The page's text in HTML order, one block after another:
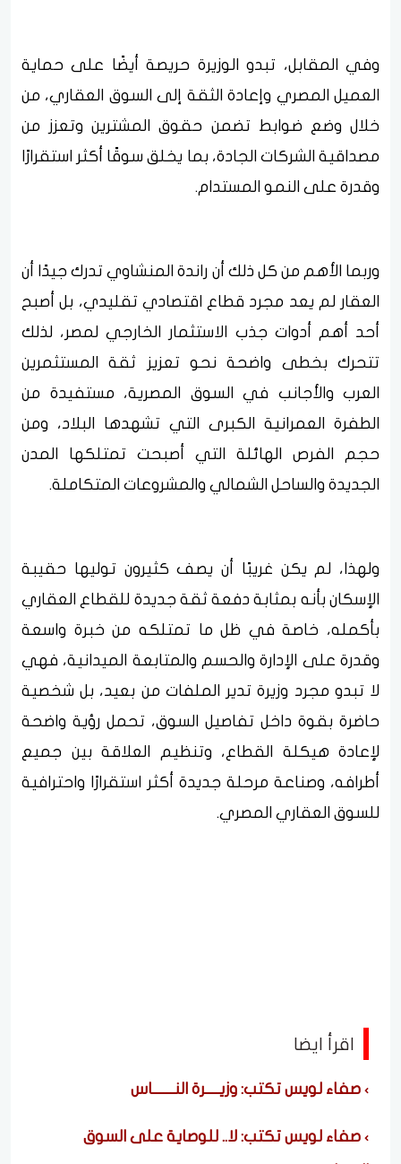
وفي المقابل، تبدو الوزيرة حريصة أيضًا على حماية
العميل المصري وإعادة الثقة إلى السوق العقاري، من
خلال وضع ضوابط تضمن حقوق المشترين وتعزز من
مصداقية الشركات الجادة، بما يخلق سوقًا أكثر استقرارًا
وقدرة على النمو المستدام.
وربما الأهم من كل ذلك أن راندة المنشاوي تدرك جيدًا أن
العقار لم يعد مجرد قطاع اقتصادي تقليدي، بل أصبح
أحد أهم أدوات جذب الاستثمار الخارجي لمصر، لذلك
تتحرك بخطى واضحة نحو تعزيز ثقة المستثمرين
العرب والأجانب في السوق المصرية، مستفيدة من
الطفرة العمرانية الكبرى التي تشهدها البلاد، ومن
حجم الفرص الهائلة التي أصبحت تمتلكها المدن
الجديدة والساحل الشمالي والمشروعات المتكاملة.
ولهذا، لم يكن غريبًا أن يصف كثيرون توليها حقيبة
الإسكان بأنه بمثابة دفعة ثقة جديدة للقطاع العقاري
بأكمله، خاصة في ظل ما تمتلكه من خبرة واسعة
وقدرة على الإدارة والحسم والمتابعة الميدانية، فهي
لا تبدو مجرد وزيرة تدير الملفات من بعيد، بل شخصية
حاضرة بقوة داخل تفاصيل السوق، تحمل رؤية واضحة
لإعادة هيكلة القطاع، وتنظيم العلاقة بين جميع
أطرافه، وصناعة مرحلة جديدة أكثر استقرارًا واحترافية
للسوق العقاري المصري.
اقرأ ايضا
صفاء لويس تكتب: وزيــــرة النــــــاس
صفاء لويس تكتب: لا.. للوصاية على السوق